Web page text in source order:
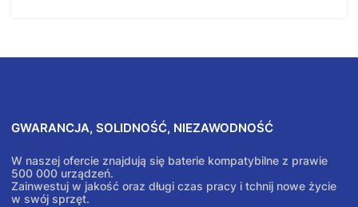
GWARANCJA, SOLIDNOŚĆ, NIEZAWODNOŚĆ
W naszej ofercie znajdują się baterie kompatybilne z prawie
500 000 urządzeń.
Zainwestuj w jakość oraz długi czas pracy i tchnij nowe życie
w swój sprzęt.